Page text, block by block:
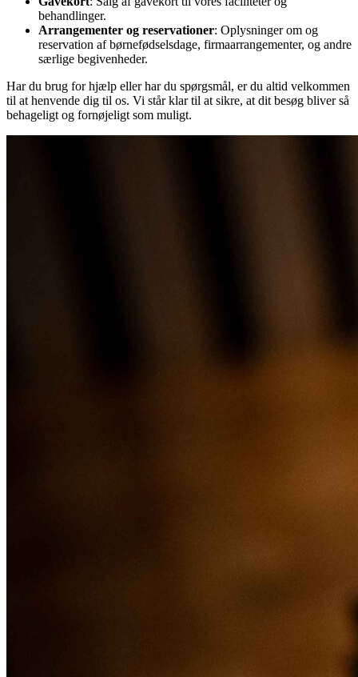
behandlinger.
Arrangementer og reservationer: Oplysninger om og
reservation af børnefødselsdage, firmaarrangementer, og andre
særlige begivenheder.
Har du brug for hjælp eller har du spørgsmål, er du altid velkommen
til at henvende dig til os. Vi står klar til at sikre, at dit besøg bliver så
behageligt og fornøjeligt som muligt.